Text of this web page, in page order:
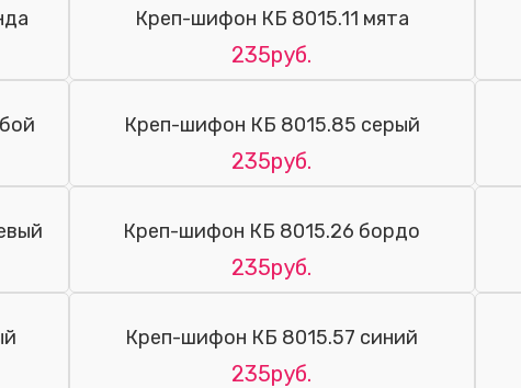
Креп-шифон КБ 8015.11 мята
235руб.
Креп-шифон КБ 8015.85 серый
235руб.
Креп-шифон КБ 8015.26 бордо
235руб.
Креп-шифон КБ 8015.57 синий
235руб.